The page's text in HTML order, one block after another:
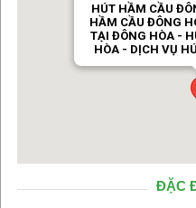
HÚT HẦM CẦU
HẦM CẦU ĐÔNG
TẠI ĐÔNG HÒA -
HÒA - DỊCH VỤ
Địa chỉ:
ĐẶC